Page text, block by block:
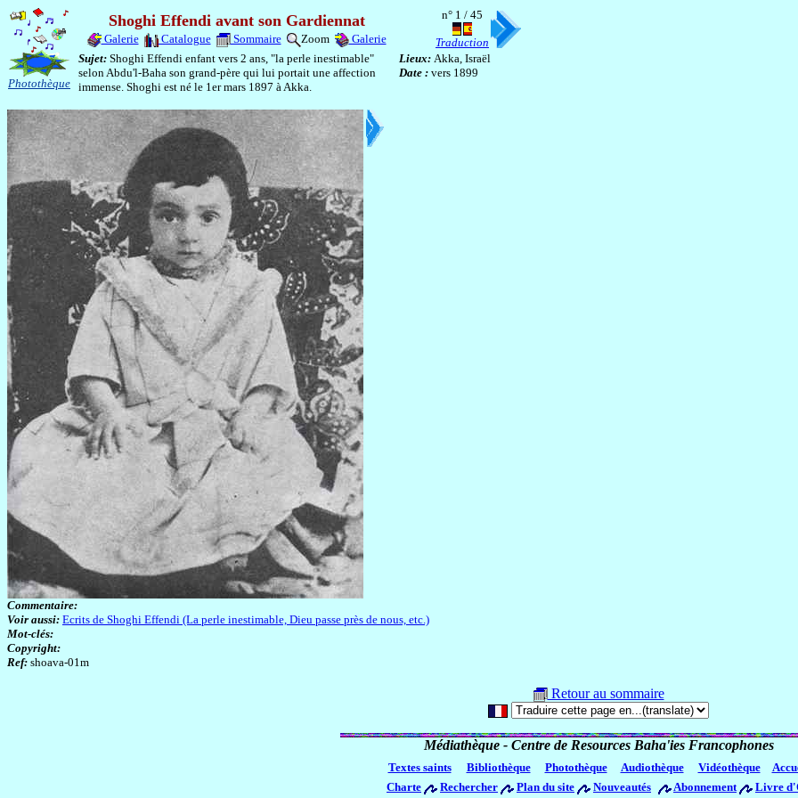
Photothèque
Shoghi Effendi avant son Gardiennat
Galerie Catalogue Sommaire Zoom Galerie
n° 1 / 45
Traduction
Sujet: Shoghi Effendi enfant vers 2 ans, "la perle inestimable"
selon Abdu'l-Baha son grand-père qui lui portait une affection
immense. Shoghi est né le 1er mars 1897 à Akka.
Lieux: Akka, Israël
Date : vers 1899
Commentaire:
Voir aussi: Ecrits de Shoghi Effendi (La perle inestimable, Dieu passe près de nous, etc.)
Mot-clés:
Copyright:
Ref: shoava-01m
Retour au sommaire
Médiathèque - Centre de Resources Baha'ies Francophones
Textes saints Bibliothèque Photothèque Audiothèque Vidéothèque
Charte
Rechercher Plan du site Nouveautés Abonnement Livre